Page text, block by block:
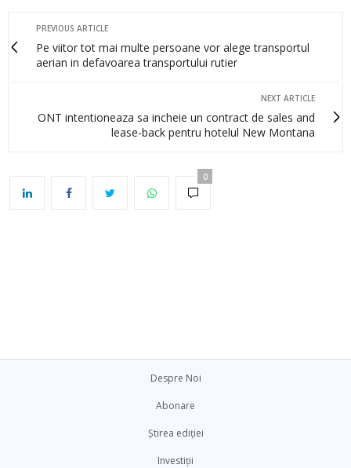
PREVIOUS ARTICLE
Pe viitor tot mai multe persoane vor alege transportul
aerian in defavoarea transportului rutier
NEXT ARTICLE
ONT intentioneaza sa incheie un contract de sales and
lease-back pentru hotelul New Montana
0
Despre Noi
Abonare
Știrea ediției
Investiții